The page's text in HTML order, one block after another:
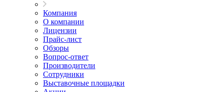
Компания
О компании
Лицензии
Прайс-лист
Обзоры
Вопрос-ответ
Производители
Сотрудники
Выставочные площадки